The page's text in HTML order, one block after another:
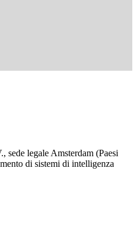
legale Amsterdam (Paesi
di sistemi di intelligenza